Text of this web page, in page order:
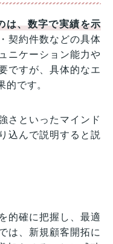
は、数字で実績を示
契約件数などの具体
ニケーション能力や
ですが、具体的なエ
的です。
さといったマインド
込んで説明すると説
的確に把握し、最適
は、新規顧客開拓に